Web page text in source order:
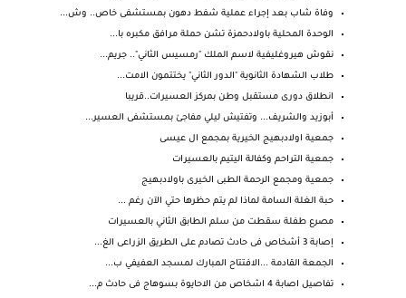
وفاة شاب بعد إجراء عملية شفط دهون بمستشفى خاص.. وش...
الوحدة المحلية باولادحمزة تشن حملة مرافق مكبره با...
نقوش هيروغليفية لاسم الملك "رمسيس الثاني".. جريم...
طلاب الشهادة الثانوية "الدور الثاني" يختتمون الامت...
انطلاق دورى مستقبل وطن بمركز العسيرات..قريبا
أبوزيد والشريف... وتفتيش ليلي مفاجئ بمستشفى العسير...
جمعية اولادبهيج الخيرية بمجمع ال عيسى
جمعية التراحم وكفالة اليتيم بالعسيرات
جمعية ومجمع الرحمة الطبى الخيرى باولادبهيج
‏حبة الغلة السامة لماذا لم يتم حظرها حتي الآن رغم ...
مصرع طفلة سقطت من سلم الطابق الثاني بالعسيرات
إصابة 3 أشخاص فى حادث تصادم على الطريق الزراعى الغ...
الجمعة القادمة ...الافتتاح المبارك لمسجد العفيفي ب...
تفاصيل اصابة 4 اشخاص من الاحايوة بسوهاج فى حادث م...